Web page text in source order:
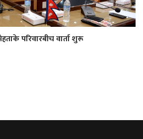
परिवारबीच वार्ता शुरू